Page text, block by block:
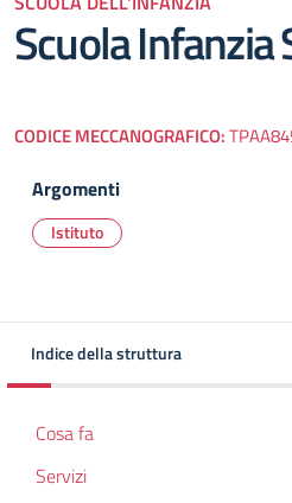
Scuola Infanzia
CODICE MECCANOGRAFICO:
Argomenti
Istituto
Indice della struttura
Cosa fa
Servizi